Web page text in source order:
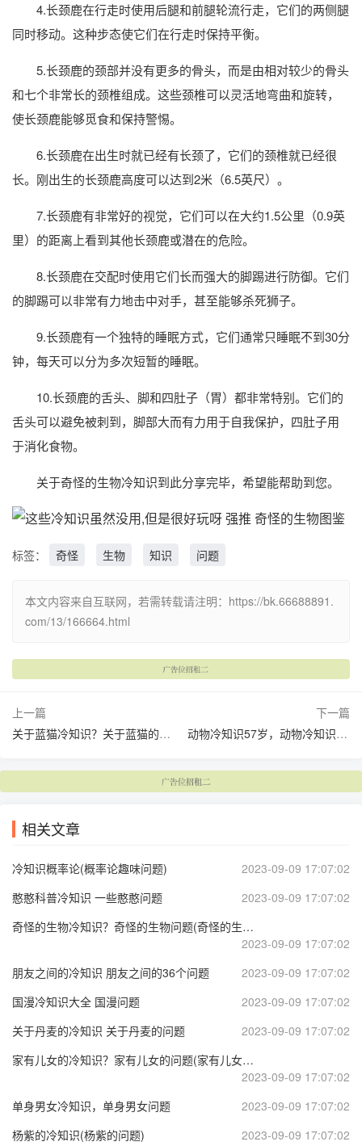
4.长颈鹿在行走时使用后腿和前腿轮流行走，它们的两侧腿
同时移动。这种步态使它们在行走时保持平衡。
5.长颈鹿的颈部并没有更多的骨头，而是由相对较少的骨头
和七个非常长的颈椎组成。这些颈椎可以灵活地弯曲和旋转，
使长颈鹿能够觅食和保持警惕。
6.长颈鹿在出生时就已经有长颈了，它们的颈椎就已经很
长。刚出生的长颈鹿高度可以达到2米（6.5英尺）。
7.长颈鹿有非常好的视觉，它们可以在大约1.5公里（0.9英
里）的距离上看到其他长颈鹿或潜在的危险。
8.长颈鹿在交配时使用它们长而强大的脚踢进行防御。它们
的脚踢可以非常有力地击中对手，甚至能够杀死狮子。
9.长颈鹿有一个独特的睡眠方式，它们通常只睡眠不到30分
钟，每天可以分为多次短暂的睡眠。
10.长颈鹿的舌头、脚和四肚子（胃）都非常特别。它们的
舌头可以避免被刺到，脚部大而有力用于自我保护，四肚子用
于消化食物。
关于奇怪的生物冷知识到此分享完毕，希望能帮助到您。
标签： 奇怪 生物 知识 问题
本文内容来自互联网，若需转载请注明：https://bk.66688891.
com/13/166664.html
上一篇
关于蓝猫冷知识？关于蓝猫的知识和注意
下一篇
动物冷知识57岁，动物冷知识科普(动物你不知道的冷知识)
相关文章
冷知识概率论(概率论趣味问题)
2023-09-09 17:07:02
憨憨科普冷知识 一些憨憨问题
2023-09-09 17:07:02
奇怪的生物冷知识？奇怪的生物问题(奇怪的生物学名)
2023-09-09 17:07:02
朋友之间的冷知识 朋友之间的36个问题
2023-09-09 17:07:02
国漫冷知识大全 国漫问题
2023-09-09 17:07:02
关于丹麦的冷知识 关于丹麦的问题
2023-09-09 17:07:02
家有儿女的冷知识？家有儿女的问题(家有儿女问答)
2023-09-09 17:07:02
单身男女冷知识，单身男女问题
2023-09-09 17:07:02
杨紫的冷知识(杨紫的问题)
2023-09-09 17:07:02